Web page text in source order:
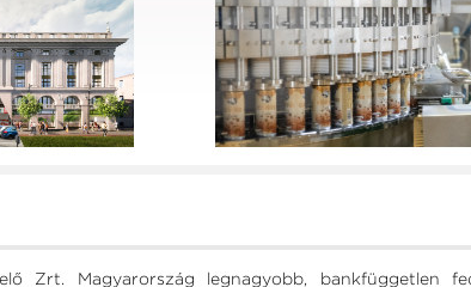
Zrt. Magyarország legnagyobb, bankfüggetlen